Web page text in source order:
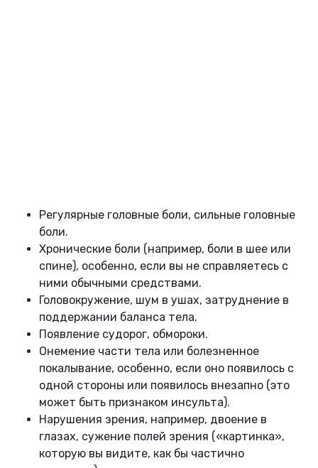
Регулярные головные боли, сильные головные
боли.
Хронические боли (например, боли в шее или
спине), особенно, если вы не справляетесь с
ними обычными средствами.
Головокружение, шум в ушах, затруднение в
поддержании баланса тела.
Появление судорог, обмороки.
Онемение части тела или болезненное
покалывание, особенно, если оно появилось с
одной стороны или появилось внезапно (это
может быть признаком инсульта).
Нарушения зрения, например, двоение в
глазах, сужение полей зрения («картинка»,
которую вы видите, как бы частично